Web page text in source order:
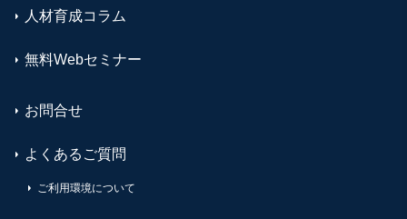
人材育成コラム
無料Webセミナー
お問合せ
よくあるご質問
ご利用環境について